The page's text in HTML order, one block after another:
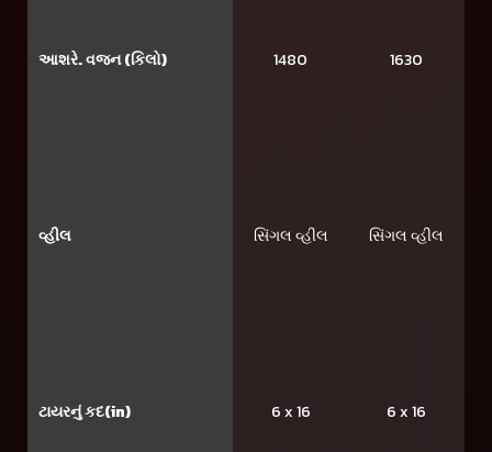
આશરે. વજન (કિલો)
વ્હીલ
ટાયરનું કદ(in)
1480
સિંગલ વ્હીલ
6 x 16
1630
સિંગલ વ્હીલ
6 x 16